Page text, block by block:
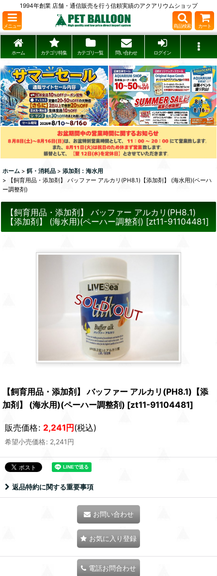
1994年創業 店舗・通信販売を行う信頼実績のアクアリウムショップ
メニュー 商品検索 カート
ホーム カテゴリ特集 カテゴリ一覧 問い合わせ ログイン
ホーム > 餌・消耗品 > 添加剤：海水用
>
【飼育用品・添加剤】 バッファー アルカリ(PH8.1)【添加剤】 (海水用)(ペーハ
ー調整剤)
【飼育用品・添加剤】 バッファー アルカリ(PH8.1)
【添加剤】 (海水用)(ペーハー調整剤) [zt11-91104481]
【飼育用品・添加剤】 バッファー アルカリ(PH8.1)【添
加剤】 (海水用)(ペーハー調整剤) [zt11-91104481]
販売価格: 2,241円(税込)
希望小売価格: 2,241円
返品特約に関する重要事項
お問い合わせ
お気に入り登録
電話お問合わせ